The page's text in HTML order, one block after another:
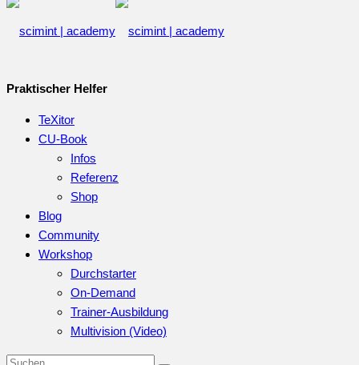
Praktischer Helfer
TeXitor
CU-Book
Infos
Referenz
Shop
Blog
Community
Workshop
Durchstarter
On-Demand
Trainer-Ausbildung
Multivision (Video)